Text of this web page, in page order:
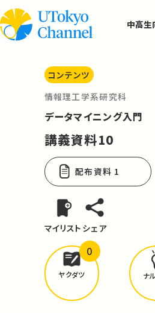
中高生
コンテンツ
情報理工学系研究科
データマイニング入門
講義資料10
配布資料 1
マイリスト シェア
どんな学びが
ヤクダツ
0
ナ